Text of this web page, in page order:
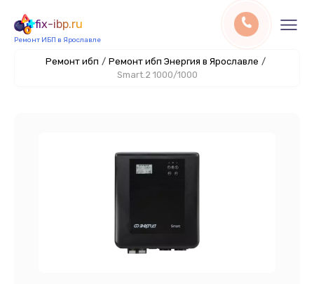
fix-ibp.ru
Ремонт ИБП в Ярославле
Ремонт ибп / Ремонт ибп Энергия в Ярославле /
Smart.2 1000/1000